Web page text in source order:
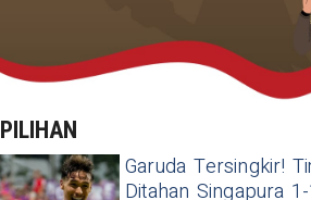
PILIHAN
Garuda Tersingkir!
Ditahan Singapura